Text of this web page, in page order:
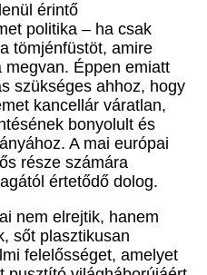
érintő
politika – ha csak
tömjénfüstöt, amire
megvan. Éppen emiatt
szükséges ahhoz, hogy
kancellár váratlan,
bonyolult és
A mai európai
része számára
értetődő dolog.
nem elrejtik, hanem
sőt plasztikusan
felelősséget, amelyet